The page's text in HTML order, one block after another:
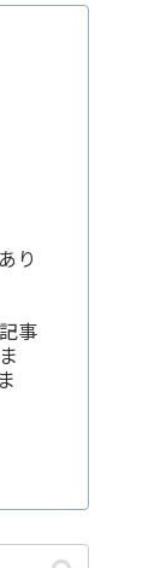
り
事